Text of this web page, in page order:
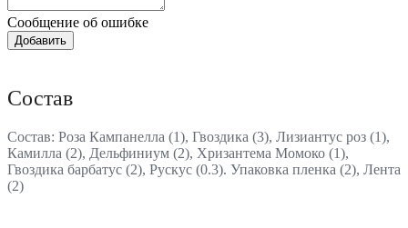
Сообщение об ошибке
Состав
Состав: Роза Кампанелла (1), Гвоздика (3), Лизиантус роз (1),
Камилла (2), Дельфиниум (2), Хризантема Момоко (1),
Гвоздика барбатус (2), Рускус (0.3). Упаковка пленка (2), Лента
(2)